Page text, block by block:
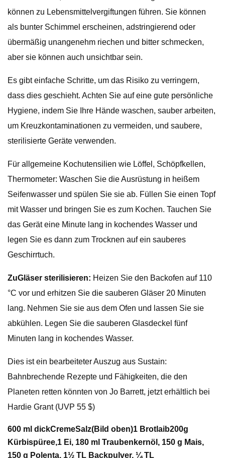
können zu Lebensmittelvergiftungen führen. Sie können
als bunter Schimmel erscheinen, adstringierend oder
übermäßig unangenehm riechen und bitter schmecken,
aber sie können auch unsichtbar sein.
Es gibt einfache Schritte, um das Risiko zu verringern,
dass dies geschieht. Achten Sie auf eine gute persönliche
Hygiene, indem Sie Ihre Hände waschen, sauber arbeiten,
um Kreuzkontaminationen zu vermeiden, und saubere,
sterilisierte Geräte verwenden.
Für allgemeine Kochutensilien wie Löffel, Schöpfkellen,
Thermometer: Waschen Sie die Ausrüstung in heißem
Seifenwasser und spülen Sie sie ab. Füllen Sie einen Topf
mit Wasser und bringen Sie es zum Kochen. Tauchen Sie
das Gerät eine Minute lang in kochendes Wasser und
legen Sie es dann zum Trocknen auf ein sauberes
Geschirrtuch.
ZuGläser sterilisieren: Heizen Sie den Backofen auf 110
°C vor und erhitzen Sie die sauberen Gläser 20 Minuten
lang. Nehmen Sie sie aus dem Ofen und lassen Sie sie
abkühlen. Legen Sie die sauberen Glasdeckel fünf
Minuten lang in kochendes Wasser.
Dies ist ein bearbeiteter Auszug aus Sustain:
Bahnbrechende Rezepte und Fähigkeiten, die den
Planeten retten könnten von Jo Barrett, jetzt erhältlich bei
Hardie Grant (UVP 55 $)
600 ml dickCremeSalz(Bild oben)1 Brotlaib200g
Kürbispüree,1 Ei, 180 ml Traubenkernöl, 150 g Mais,
150 g Polenta, 1½ TL Backpulver, ¼ TL